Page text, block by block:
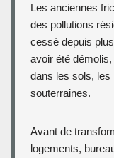
Les anciennes
des pollutions
cessé depuis
avoir été
dans les sols, les
souterraines.
Avant de
logements,